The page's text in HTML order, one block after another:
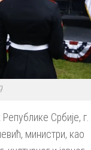
Србије, г.
министри, као